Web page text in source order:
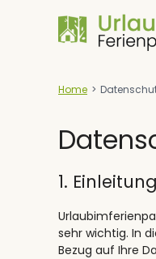
Home >
1. Einleitung
sehr wichtig. In
Bezug auf Ihre